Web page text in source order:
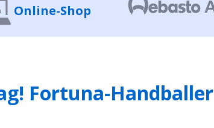
Online-Shop
Fortuna-Handballer